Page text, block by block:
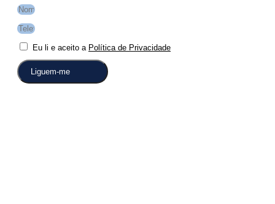
Eu li e aceito a Política de Privacidade
Liguem-me